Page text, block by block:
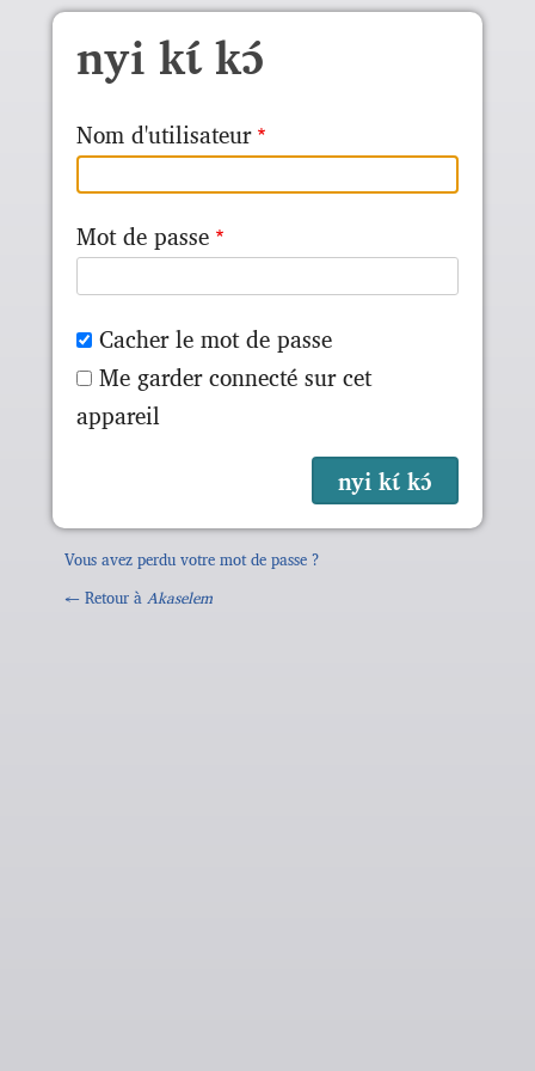
Skip to main content
nyi kɩ́ kɔ́
Nom d'utilisateur
Mot de passe
Cacher le mot de passe
Me garder connecté sur cet
appareil
Vous avez perdu votre mot de passe ?
← Retour à Akaselem